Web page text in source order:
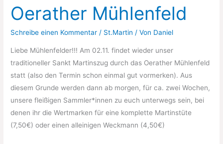
Oerather Mühlenfeld
Schreibe einen Kommentar / St.Martin / Von Daniel
Liebe Mühlenfelder!!! Am 02.11. findet wieder unser
traditioneller Sankt Martinszug durch das Oerather Mühlenfeld
statt (also den Termin schon einmal gut vormerken). Aus
diesem Grunde werden dann ab morgen, für ca. zwei Wochen,
unsere fleißigen Sammler*innen zu euch unterwegs sein, bei
denen ihr die Wertmarken für eine komplette Martinstüte
(7,50€) oder einen alleinigen Weckmann (4,50€)